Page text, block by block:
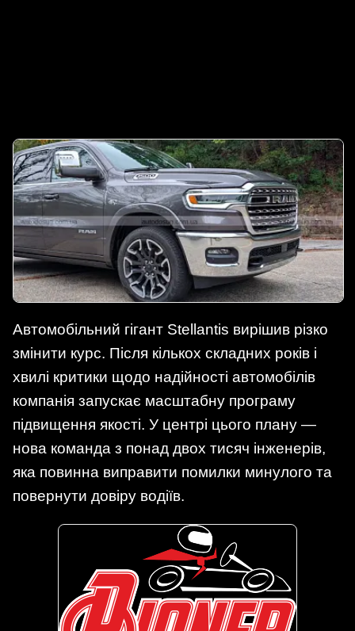
Автомобільний гігант Stellantis вирішив різко
змінити курс. Після кількох складних років і
хвилі критики щодо надійності автомобілів
компанія запускає масштабну програму
підвищення якості. У центрі цього плану —
нова команда з понад двох тисяч інженерів,
яка повинна виправити помилки минулого та
повернути довіру водіїв.